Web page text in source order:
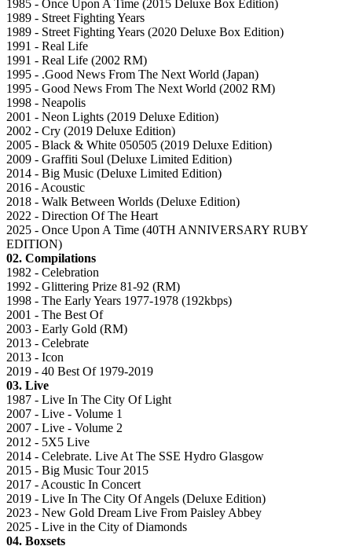
1985 - Once Upon A Time (2015 Deluxe Box Edition)
1989 - Street Fighting Years
1989 - Street Fighting Years (2020 Deluxe Box Edition)
1991 - Real Life
1991 - Real Life (2002 RM)
1995 - .Good News From The Next World (Japan)
1995 - Good News From The Next World (2002 RM)
1998 - Neapolis
2001 - Neon Lights (2019 Deluxe Edition)
2002 - Cry (2019 Deluxe Edition)
2005 - Black & White 050505 (2019 Deluxe Edition)
2009 - Graffiti Soul (Deluxe Limited Edition)
2014 - Big Music (Deluxe Limited Edition)
2016 - Acoustic
2018 - Walk Between Worlds (Deluxe Edition)
2022 - Direction Of The Heart
2025 - Once Upon A Time (40TH ANNIVERSARY RUBY
EDITION)
02. Compilations
1982 - Celebration
1992 - Glittering Prize 81-92 (RM)
1998 - The Early Years 1977-1978 (192kbps)
2001 - The Best Of
2003 - Early Gold (RM)
2013 - Celebrate
2013 - Icon
2019 - 40 Best Of 1979-2019
03. Live
1987 - Live In The City Of Light
2007 - Live - Volume 1
2007 - Live - Volume 2
2012 - 5X5 Live
2014 - Celebrate. Live At The SSE Hydro Glasgow
2015 - Big Music Tour 2015
2017 - Acoustic In Concert
2019 - Live In The City Of Angels (Deluxe Edition)
2023 - New Gold Dream Live From Paisley Abbey
2025 - Live in the City of Diamonds
04. Boxsets